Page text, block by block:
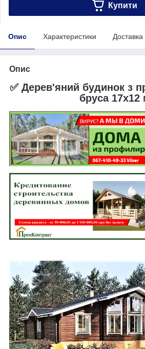
Купити
Опис Характеристики Доставка
Опис
✅ Дерев'яний будинок з
бруса 17х12